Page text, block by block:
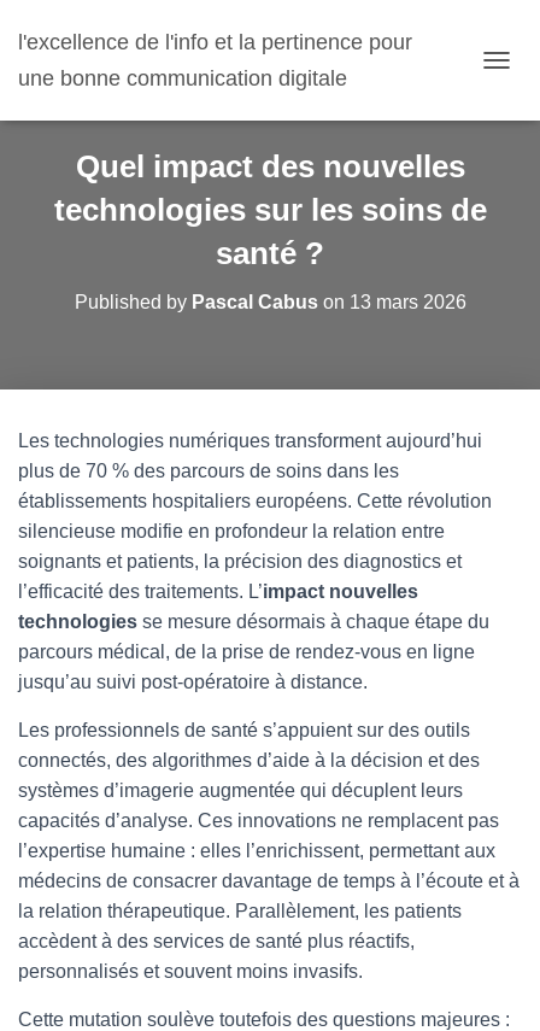
l'excellence de l'info et la pertinence pour
une bonne communication digitale
V
Quel impact des nouvelles
technologies sur les soins de
santé ?
Published by Pascal Cabuson 13 mars 2026
Les technologies numériques transforment aujourd’hui
plus de 70 % des parcours de soins dans les
établissements hospitaliers européens. Cette révolution
silencieuse modifie en profondeur la relation entre
soignants et patients, la précision des diagnostics et
l’efficacité des traitements. L’impact nouvelles
technologies se mesure désormais à chaque étape du
parcours médical, de la prise de rendez-vous en ligne
jusqu’au suivi post-opératoire à distance.
Les professionnels de santé s’appuient sur des outils
connectés, des algorithmes d’aide à la décision et des
systèmes d’imagerie augmentée qui décuplent leurs
capacités d’analyse. Ces innovations ne remplacent pas
l’expertise humaine : elles l’enrichissent, permettant aux
médecins de consacrer davantage de temps à l’écoute et à
la relation thérapeutique. Parallèlement, les patients
accèdent à des services de santé plus réactifs,
personnalisés et souvent moins invasifs.
Cette mutation soulève toutefois des questions majeures :